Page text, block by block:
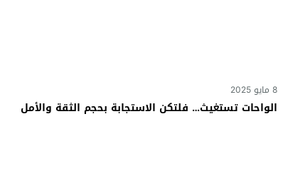
8 مايو 2025
الواحات تستغيث… فلتكن الاستجابة بحجم الثقة والأمل